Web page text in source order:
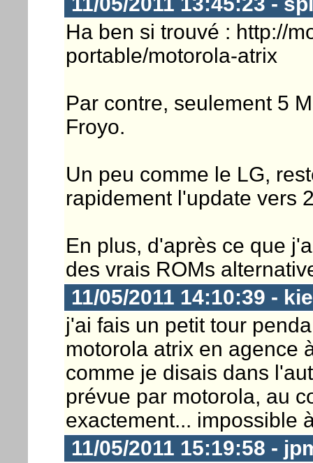
Ha ben si trouvé : http://
portable/motorola-atrix
Par contre, seulement 5
Froyo.
Un peu comme le LG,
rapidement l'update vers
En plus, d'après ce que
des vrais ROMs
11/05/2011 14:10:39 -
j'ai fais un petit tour
motorola atrix en agence
comme je disais dans
prévue par motorola, au
exactement... impossible
11/05/2011 15:19:58 -